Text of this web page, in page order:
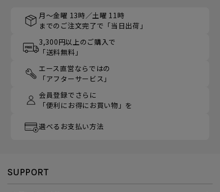
月～金曜 13時／土曜 11時
までのご注文完了で「当日出荷」
3,300円以上のご購入で
「送料無料」
エース直営ならではの
「アフターサービス」
会員登録でさらに
「便利にお得にお買い物」を
選べるお支払い方法
SUPPORT